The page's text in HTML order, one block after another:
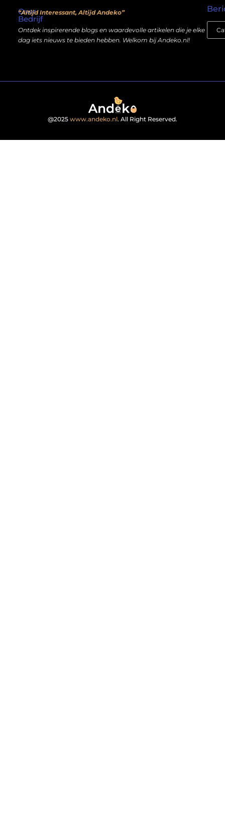
Over
Bedrijf
“Altijd Interessant, Altijd Andeko”
Ontdek inspirerende blogs en waardevolle artikelen die je elke
dag iets nieuws te bieden hebben. Welkom bij Andeko.nl!
@2025 www.andeko.nl. All Right Reserved.